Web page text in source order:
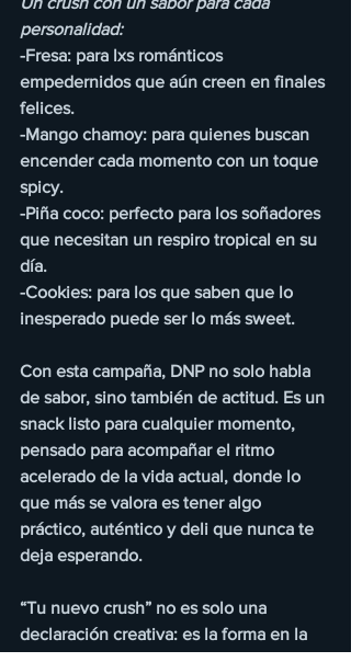
personalidad:
-Fresa: para lxs románticos
empedernidos que aún creen en finales
felices.
-Mango chamoy: para quienes buscan
encender cada momento con un toque
spicy.
-Piña coco: perfecto para los soñadores
que necesitan un respiro tropical en su
día.
-Cookies: para los que saben que lo
inesperado puede ser lo más sweet.
Con esta campaña, DNP no solo habla
de sabor, sino también de actitud. Es un
snack listo para cualquier momento,
pensado para acompañar el ritmo
acelerado de la vida actual, donde lo
que más se valora es tener algo
práctico, auténtico y deli que nunca te
deja esperando.
“Tu nuevo crush” no es solo una
declaración creativa: es la forma en la